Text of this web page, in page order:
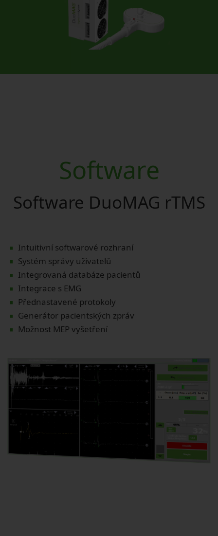
Software
Software DuoMAG rTMS
∙ Intuitivní softwarové rozhraní
∙ Systém správy uživatelů
∙ Integrovaná databáze pacientů
∙ Integrace s EMG
∙ Přednastavené protokoly
∙ Generátor pacientských zpráv
∙ Možnost MEP vyšetření